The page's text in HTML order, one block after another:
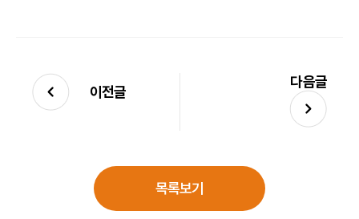
이전글
다음글
목록보기